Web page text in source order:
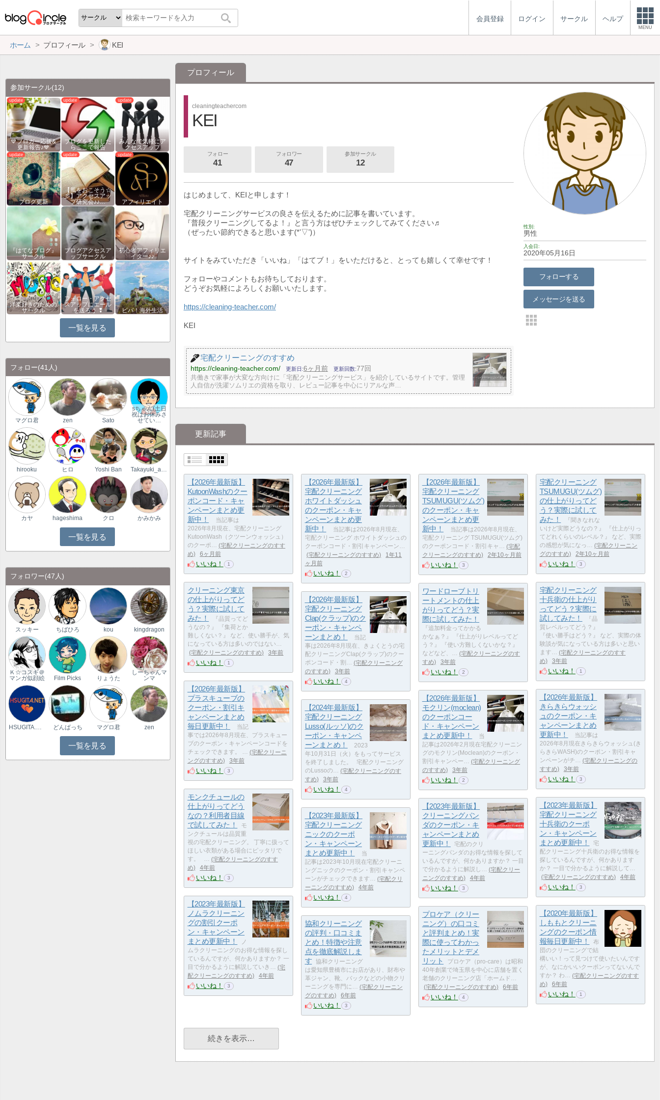
会員登録 ログイン サークル ヘルプ
MENU
ホーム プロフィール KEI
プロフィール
cleaningteachercom
KEI
フォロー
41
フォロワー
47
参加サークル
12
性別
男性
入会日
2020年05月16日
フォローする
メッセージを送る
はじめまして、KEIと申します！
宅配クリーニングサービスの良さを伝えるために記事を書いています。
『普段クリーニングしてるよ！』と言う方はぜひチェックしてみてください♬
（ぜったい節約できると思います(*'▽')）
サイトをみていただき「いいね」「はてブ！」をいただけると、とっても嬉しくて幸せです！
フォローやコメントもお待ちしております。
どうぞお気軽によろしくお願いいたします。
https://cleaning-teacher.com/
KEI
宅配クリーニングのすすめ
https://cleaning-teacher.com/ 更新日 6ヶ月前 更新回数 77回
共働きで家事が大変な方向けに「宅配クリーニングサービス」を紹介しているサイトです。管理
人自信が洗濯ソムリエの資格を取り、レビュー記事を中心にリアルな声…
更新記事
【2026年最新版】
KutoonWashのクー
ポンコード・キャ
ンペーンまとめ更
新中！
当記事は
2026年8月現在、宅配クリーニング
KutoonWash（クツーンウォッシュ）
のクーポ…
宅配クリーニングのすす
め
6ヶ月前
いいね！ 1
【2026年最新版】
宅配クリーニング
ホワイトダッシュ
のクーポン・キャ
ンペーンまとめ更
新中！
当記事は2026年8月現在、
宅配クリーニング ホワイトダッシュの
クーポンコード・割引キャンペーン…
宅配クリーニングのすすめ
1年11
ヶ月前
いいね！ 2
【2026年最新版】
宅配クリーニング
TSUMUGU(ツムグ)
のクーポン・キャ
ンペーンまとめ更
新中！
当記事は2026年8月現在、
宅配クリーニング TSUMUGU(ツムグ)
のクーポンコード・割引キャ…
宅配
クリーニングのすすめ
2年10ヶ月前
いいね！ 3
宅配クリーニング
TSUMUGU(ツムグ)
の仕上がりってど
う？実際に試して
みた！
『聞きなれな
いけど実際どうなの？』 『仕上がりっ
てどれくらいのレベル？』 など、実際
の感想が気になっ…
宅配クリーニン
グのすすめ
2年10ヶ月前
いいね！ 3
クリーニング東京
の仕上がりってど
う？実際に試して
みた！
『品質ってど
うなの？』 『集荷とか
難しくない？』 など、使い勝手が、気
になっている方は多いのではない…
宅配クリーニングのすすめ
3年前
いいね！ 1
宅配クリーニング
十兵衛の仕上がり
ってどう？実際に
試してみた！
『品
質レベルってどう？』
『使い勝手はどう？』 など、実際の体
験談が気になっている方は多いと思い
ます…
宅配クリーニングのすす
め
3年前
いいね！ 1
ワードローブトリ
ートメントの仕上
がりってどう？実
際に試してみた！
『追加料金ってかかる
かなぁ？』 『仕上がりレベルってど
う？』 『使い方難しくないかな？』
などなど、…
宅配クリーニングのす
すめ
3年前
いいね！ 2
【2026年最新版】
宅配クリーニング
Clap(クラップ)のク
ーポン・キャンペ
ーンまとめ！
当記
事は2026年8月現在、きょくとうの宅
配クリーニングClap(クラップ)のクー
ポンコード・割…
宅配クリーニング
のすすめ
3年前
いいね！ 4
【2026年最新版】
プラスキューブの
クーポン・割引キ
ャンペーンまとめ
毎日更新中！
当記
事では2026年8月現在、プラスキュー
ブのクーポン・キャンペーンコードを
チェックできます。 …
宅配クリーニ
ングのすすめ
3年前
いいね！ 3
【2026年最新版】
きらきらウォッシ
ュのクーポン・キ
ャンペーンまとめ
更新中！
当記事は
2026年8月現在きらきらウォッシュ(き
らきらWASH)のクーポン・割引キャ
ンペーンがチ…
宅配クリーニングの
すすめ
3年前
いいね！ 3
【2026年最新版】
モクリン(moclean)
のクーポンコー
ド・キャンペーン
まとめ更新中！
当
記事は2026年2月現在宅配クリーニン
グのモクリン(Moclean)のクーポン・
割引キャンペー…
宅配クリーニング
のすすめ
3年前
いいね！ 2
【2024年最新版】
宅配クリーニング
Lusso(ルッソ)のク
ーポン・キャンペ
ーンまとめ！
2023
年10月31日（火）をもってサービス
を終了しました。 宅配クリーニング
のLussoの…
宅配クリーニングのす
すめ
3年前
いいね！ 4
モンクチュールの
仕上がりってどう
なの？利用者目線
で試してみた！
モ
ンクチュールは品質重
視の宅配クリーニング。 丁寧に扱って
ほしい衣類がある場合にピッタリで
す。 …
宅配クリーニングのすす
め
4年前
いいね！ 3
【2023年最新版】
宅配クリーニング
十兵衛のクーポ
ン・キャンペーン
まとめ更新中！
宅
配クリーニング十兵衛のお得な情報を
探しているんですが、何かあります
か？ 一目で分かるように解説して…
宅配クリーニングのすすめ
4年前
いいね！ 3
【2023年最新版】
クリーニングパン
ダのクーポン・キ
ャンペーンまとめ
更新中！
宅配のクリ
ーニングパンダのお得な情報を探して
いるんですが、何かありますか？ 一目
で分かるように解説し…
宅配クリー
ニングのすすめ
4年前
いいね！ 3
【2023年最新版】
宅配クリーニング
ニックのクーポ
ン・キャンペーン
まとめ更新中！
当
記事は2023年10月現在宅配クリーニ
ングニックのクーポン・割引キャンペ
ーンがチェックできます…
宅配クリ
ーニングのすすめ
4年前
いいね！ 4
【2023年最新版】
ノムラクリーニン
グの割引クーポ
ン・キャンペーン
まとめ更新中！
ノ
ムラクリーニングのお得な情報を探し
ているんですが、何かありますか？ 一
目で分かるように解説していき…
宅
配クリーニングのすすめ
4年前
いいね！ 3
【2020年最新版】
しももとクリーニ
ングのクーポン情
報毎日更新中！
布
団のクリーニングで結
構いい！って見つけて使いたいんです
が、なにかいいクーポンってないんで
すか？ わ…
宅配クリーニングのすす
め
6年前
いいね！ 1
プロケア（クリー
ニング）の口コミ
と評判まとめ！実
際に使ってわかっ
たメリットとデメ
リット
プロケア（pro-care）は昭和
40年創業で埼玉県を中心に店舗を置く
老舗のクリーニング店「ホームド…
宅配クリーニングのすすめ
6年前
いいね！ 4
協和クリーニング
の評判・口コミま
とめ！特徴や注意
点を徹底解説しま
す
協和クリーニング
は愛知県豊橋市にお店があり、財布や
革ジャン、靴、バックなどの小物クリ
ーニングを専門に…
宅配クリーニン
グのすすめ
6年前
いいね！ 3
続きを表示…
参加サークル(12)
💙ブロガー応援&
更新報告♪💙
ブログを更新した
らここで報告
みんなで気軽にア
クセスアップ
ブログ更新
【風をおこそう☆
彡】アクセスアッ
プ研究会♪♪…
アフィリエイト
『はてなブログ』
サークル
ブログアクセスア
ップサークル
初心者アフィリエ
イター♪♪
洋楽好きのための
サークル
フォロー・アクセ
スアップにエール
を送ろう ❢
ビバ！海外生活
一覧を見る
フォロー(41人)
マグロ君 zen Sato
sちゃん(土日
祝はお休みさ
せてい…
hirooku ヒロ Yoshi Ban
カヤ hageshima クロ かみかみ
一覧を見る
フォロワー(47人)
スッキー ちばひろ kou kingdragon
Ｋ☆コスギ＠
マンガ似顔絵
Film Picks りょうた
しーちゃんマ
ンマ
どんぱっち マグロ君 zen
一覧を見る